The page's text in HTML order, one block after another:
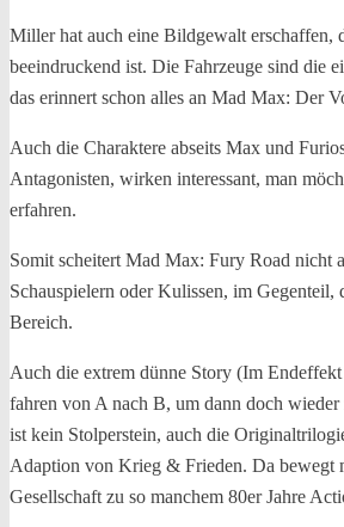
Miller hat auch eine Bildgewalt erschaffen,
beeindruckend ist. Die Fahrzeuge sind die
das erinnert schon alles an Mad Max: Der
Auch die Charaktere abseits Max und
Antagonisten, wirken interessant, man
erfahren.
Somit scheitert Mad Max: Fury Road nicht
Schauspielern oder Kulissen, im Gegenteil,
Bereich.
Auch die extrem dünne Story (Im
fahren von A nach B, um dann doch
ist kein Stolperstein, auch die
Adaption von Krieg & Frieden. Da bewegt
Gesellschaft zu so manchem 80er Jahre